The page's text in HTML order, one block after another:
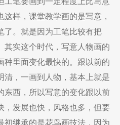
样，课堂教学画的是写意，
了。就是因为工笔比较有把
其实这个时代，写意人物画的
种里面变化最快的。跟以前的
清，一画到人物，基本上就是
东西，所以写意的变化跟以前
，发展也快，风格也多，但要
初继承的是花鸟画技法，因为